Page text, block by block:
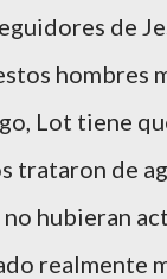
de
hombres
Lot tiene
trataron de
hubieran
realmente